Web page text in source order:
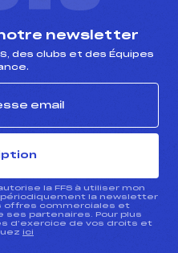
newsletter
des clubs et des Équipes
la FFS à utiliser mon
périodiquement la newsletter
offres commerciales et
ses partenaires. Pour plus
d’exercice de vos droits et
ici